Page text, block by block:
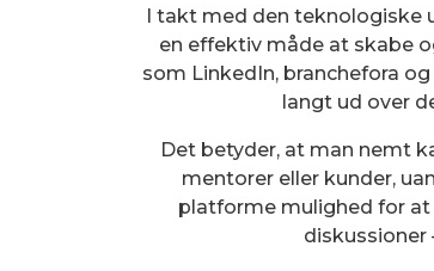
I takt med den teknologiske
en effektiv måde at skabe
som LinkedIn, branchefora
langt ud over
Det betyder, at man nemt
mentorer eller kunder,
platforme mulighed for at
diskussioner